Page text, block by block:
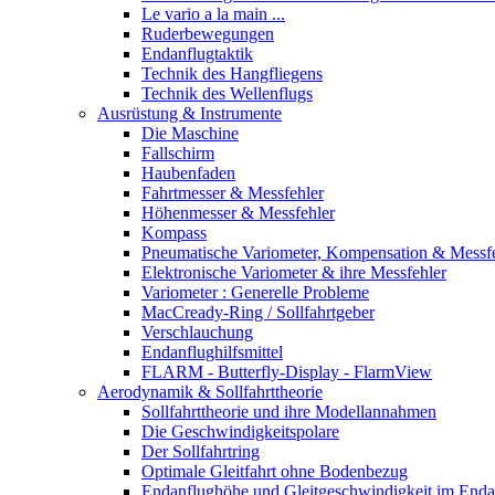
Le vario a la main ...
Ruderbewegungen
Endanflugtaktik
Technik des Hangfliegens
Technik des Wellenflugs
Ausrüstung & Instrumente
Die Maschine
Fallschirm
Haubenfaden
Fahrtmesser & Messfehler
Höhenmesser & Messfehler
Kompass
Pneumatische Variometer, Kompensation &
Elektronische Variometer & ihre Messfehler
Variometer : Generelle Probleme
MacCready-Ring / Sollfahrtgeber
Verschlauchung
Endanflughilfsmittel
FLARM - Butterfly-Display - FlarmView
Aerodynamik & Sollfahrttheorie
Sollfahrttheorie und ihre Modellannahmen
Die Geschwindigkeitspolare
Der Sollfahrtring
Optimale Gleitfahrt ohne Bodenbezug
Endanflughöhe und Gleitgeschwindigkeit im